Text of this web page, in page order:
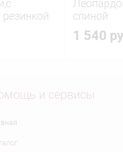
спиной
1 540
и сервисы